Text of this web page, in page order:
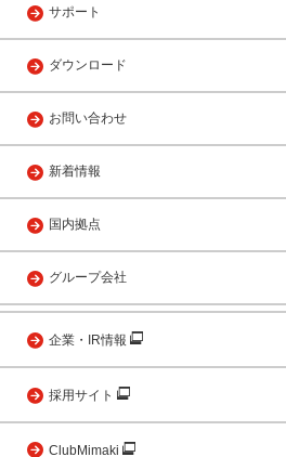
サポート
ダウンロード
お問い合わせ
新着情報
国内拠点
グループ会社
企業・IR情報
採用サイト
ClubMimaki